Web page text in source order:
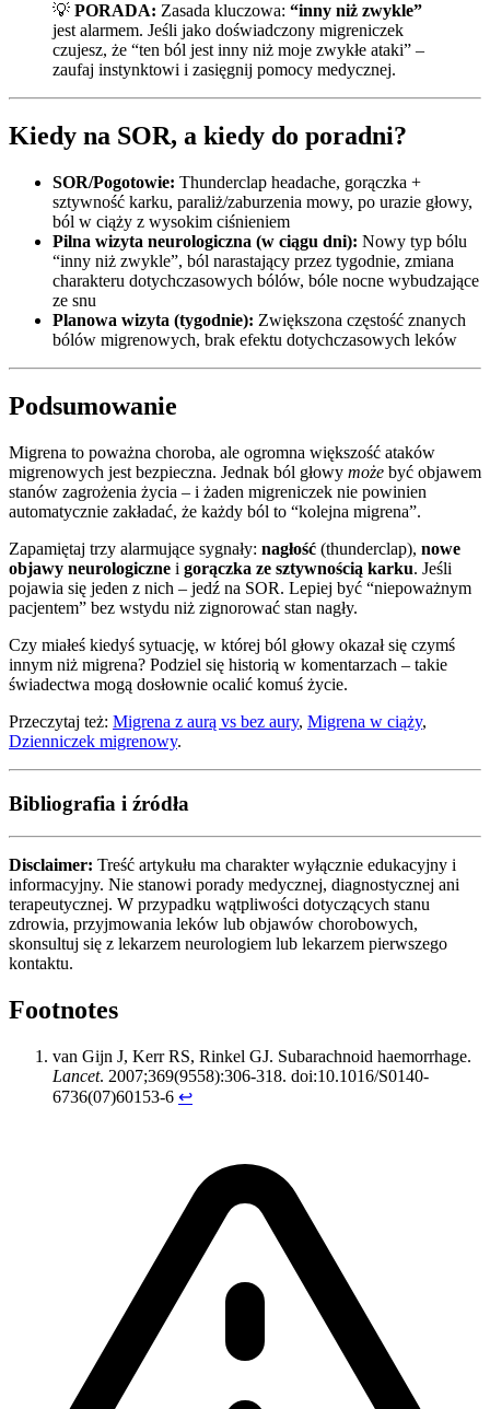
💡 PORADA: Zasada kluczowa: “inny niż zwykle”
jest alarmem. Jeśli jako doświadczony migreniczek
czujesz, że “ten ból jest inny niż moje zwykłe ataki” –
zaufaj instynktowi i zasięgnij pomocy medycznej.
Kiedy na SOR, a kiedy do poradni?
SOR/Pogotowie: Thunderclap headache, gorączka +
sztywność karku, paraliż/zaburzenia mowy, po urazie głowy,
ból w ciąży z wysokim ciśnieniem
Pilna wizyta neurologiczna (w ciągu dni): Nowy typ bólu
“inny niż zwykle”, ból narastający przez tygodnie, zmiana
charakteru dotychczasowych bólów, bóle nocne wybudzające
ze snu
Planowa wizyta (tygodnie): Zwiększona częstość znanych
bólów migrenowych, brak efektu dotychczasowych leków
Podsumowanie
Migrena to poważna choroba, ale ogromna większość ataków
migrenowych jest bezpieczna. Jednak ból głowy może być objawem
stanów zagrożenia życia – i żaden migreniczek nie powinien
automatycznie zakładać, że każdy ból to “kolejna migrena”.
Zapamiętaj trzy alarmujące sygnały: nagłość (thunderclap), nowe
objawy neurologiczne i gorączka ze sztywnością karku. Jeśli
pojawia się jeden z nich – jedź na SOR. Lepiej być “niepoważnym
pacjentem” bez wstydu niż zignorować stan nagły.
Czy miałeś kiedyś sytuację, w której ból głowy okazał się czymś
innym niż migrena? Podziel się historią w komentarzach – takie
świadectwa mogą dosłownie ocalić komuś życie.
Przeczytaj też: Migrena z aurą vs bez aury, Migrena w ciąży,
Dzienniczek migrenowy.
Bibliografia i źródła
Disclaimer: Treść artykułu ma charakter wyłącznie edukacyjny i
informacyjny. Nie stanowi porady medycznej, diagnostycznej ani
terapeutycznej. W przypadku wątpliwości dotyczących stanu
zdrowia, przyjmowania leków lub objawów chorobowych,
skonsultuj się z lekarzem neurologiem lub lekarzem pierwszego
kontaktu.
Footnotes
van Gijn J, Kerr RS, Rinkel GJ. Subarachnoid haemorrhage.
Lancet. 2007;369(9558):306-318. doi:10.1016/S0140-
6736(07)60153-6 ↩